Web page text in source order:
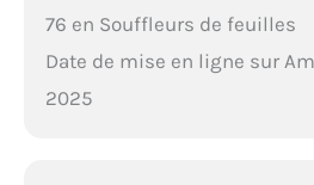
76 en Souffleurs de feuilles
Date de mise en ligne sur
2025